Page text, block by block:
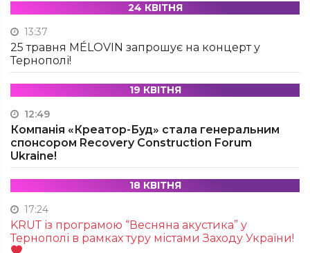
24 КВІТНЯ
13:37
25 травня MÉLOVIN запрошує на концерт у
Тернополі!
19 КВІТНЯ
12:49
Компанія «Креатор-Буд» стала генеральним
спонсором Recovery Construction Forum
Ukraine!
18 КВІТНЯ
17:24
KRUТ із програмою “Весняна акустика” у
Тернополі в рамках туру містами Заходу України!